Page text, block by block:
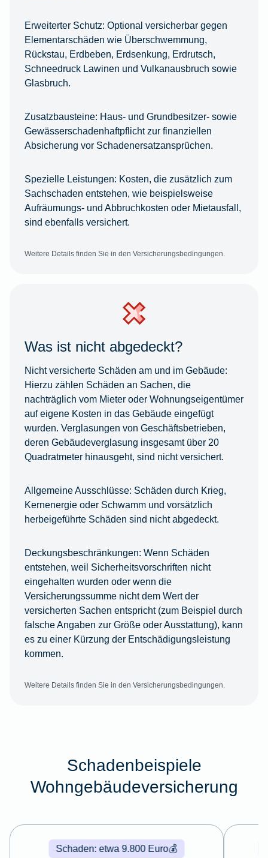
Erweiterter Schutz: Optional versicherbar gegen
Elementarschäden wie Überschwemmung,
Rückstau, Erdbeben, Erdsenkung, Erdrutsch,
Schneedruck Lawinen und Vulkanausbruch sowie
Glasbruch.
Zusatzbausteine: Haus- und Grundbesitzer- sowie
Gewässerschadenhaftpflicht zur finanziellen
Absicherung vor Schadenersatzansprüchen.
Spezielle Leistungen: Kosten, die zusätzlich zum
Sachschaden entstehen, wie beispielsweise
Aufräumungs- und Abbruchkosten oder Mietausfall,
sind ebenfalls versichert.
Weitere Details finden Sie in den Versicherungsbedingungen.
Was ist nicht abgedeckt?
Nicht versicherte Schäden am und im Gebäude:
Hierzu zählen Schäden an Sachen, die
nachträglich vom Mieter oder Wohnungseigentümer
auf eigene Kosten in das Gebäude eingefügt
wurden. Verglasungen von Geschäftsbetrieben,
deren Gebäudeverglasung insgesamt über 20
Quadratmeter hinausgeht, sind nicht versichert.
Allgemeine Ausschlüsse: Schäden durch Krieg,
Kernenergie oder Schwamm und vorsätzlich
herbeigeführte Schäden sind nicht abgedeckt.
Deckungsbeschränkungen: Wenn Schäden
entstehen, weil Sicherheitsvorschriften nicht
eingehalten wurden oder wenn die
Versicherungssumme nicht dem Wert der
versicherten Sachen entspricht (zum Beispiel durch
falsche Angaben zur Größe oder Ausstattung), kann
es zu einer Kürzung der Entschädigungsleistung
kommen.
Weitere Details finden Sie in den Versicherungsbedingungen.
Schadenbeispiele
Wohngebäudeversicherung
💰
Schaden: etwa 9.800 Euro